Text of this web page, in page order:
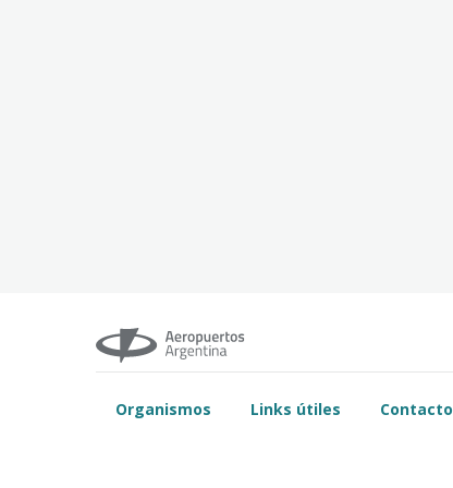
Organismos Links útiles Contacto